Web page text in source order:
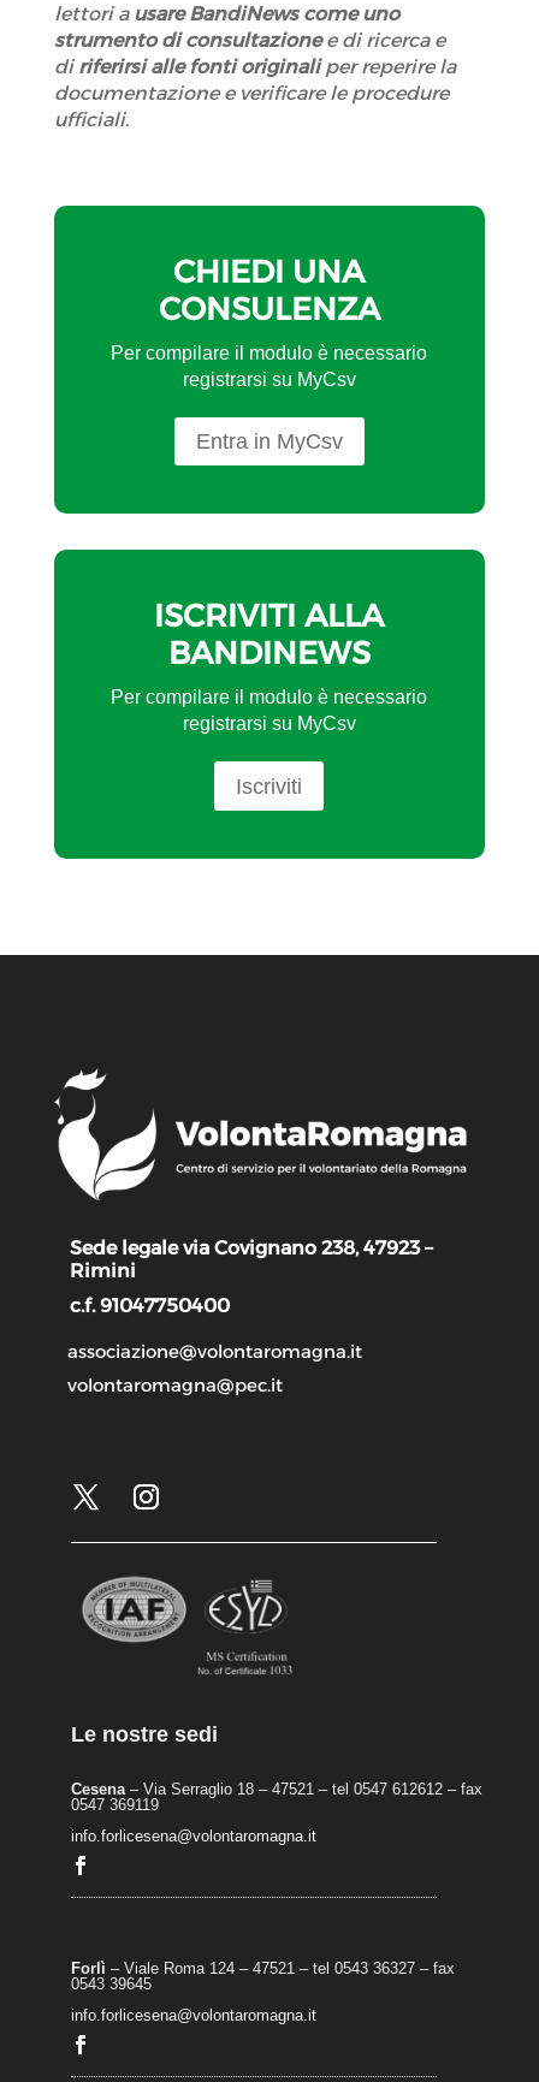
lettori a usare BandiNews come uno
strumento di consultazione e di ricerca e
di riferirsi alle fonti originali per reperire la
documentazione e verificare le procedure
ufficiali.
CHIEDI UNA
CONSULENZA
Per compilare il modulo è necessario
registrarsi su MyCsv
Entra in MyCsv
ISCRIVITI ALLA
BANDINEWS
Per compilare il modulo è necessario
registrarsi su MyCsv
Iscriviti
Sede legale via Covignano 238, 47923 –
Rimini
c.f. 91047750400
associazione@volontaromagna.it
volontaromagna@pec.it
Le nostre sedi
Cesena– Via Serraglio 18 – 47521 – tel 0547 612612 – fax
0547 369119
info.forlicesena@volontaromagna.it
Forlì – Viale Roma 124 – 47521 – tel 0543 36327 – fax
0543 39645
info.forlicesena@volontaromagna.it